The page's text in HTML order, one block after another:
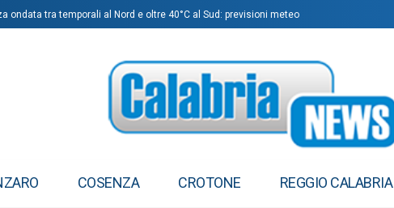
ondata tra temporali al Nord e oltre 40°C al Sud: previsioni meteo
COSENZA CROTONE REGGIO CALABRIA